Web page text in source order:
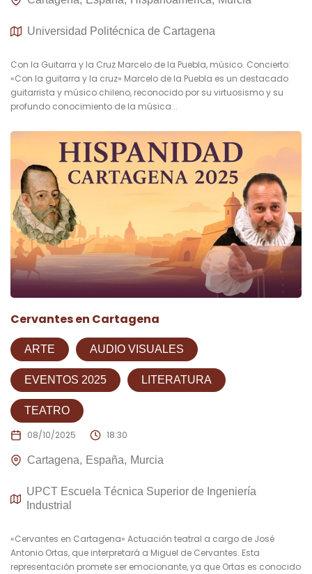
Universidad Politécnica de Cartagena
Con la Guitarra y la Cruz Marcelo de la Puebla, músico. Concierto:
«Con la guitarra y la cruz» Marcelo de la Puebla es un destacado
guitarrista y músico chileno, reconocido por su virtuosismo y su
profundo conocimiento de la música...
Cervantes en Cartagena
ARTE AUDIO VISUALES
EVENTOS 2025 LITERATURA
TEATRO
08/10/2025 18:30
Cartagena España Murcia
UPCT Escuela Técnica Superior de Ingeniería
Industrial
«Cervantes en Cartagena» Actuación teatral a cargo de José
Antonio Ortas, que interpretará a Miguel de Cervantes. Esta
representación promete ser emocionante, ya que Ortas es conocido